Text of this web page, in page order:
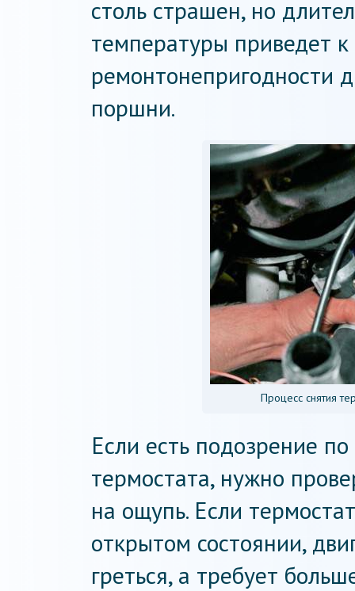
столь страшен, но
температуры приведет
ремонтонепригодности
поршни.
Процесс снятия
Если есть подозрение
термостата, нужно
на ощупь. Если
открытом состоянии,
греться, а требует